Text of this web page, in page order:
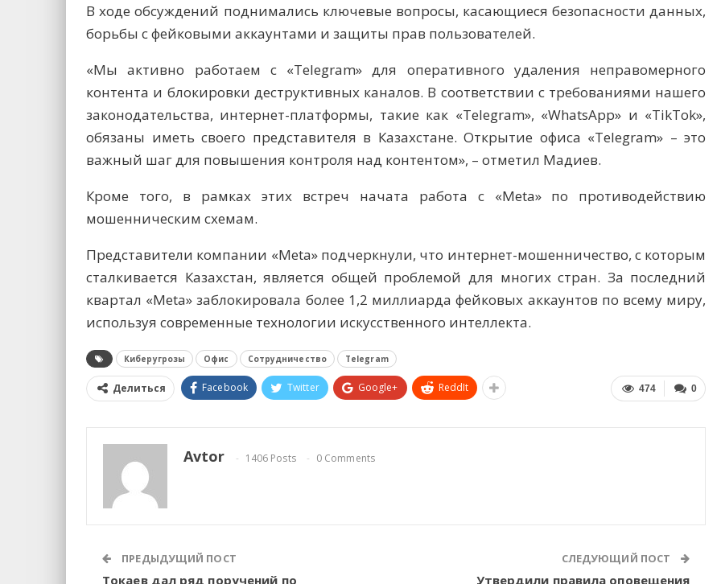
В ходе обсуждений поднимались ключевые вопросы, касающиеся безопасности данных,
борьбы с фейковыми аккаунтами и защиты прав пользователей.
«Мы активно работаем с «Telegram» для оперативного удаления неправомерного
контента и блокировки деструктивных каналов. В соответствии с требованиями нашего
законодательства, интернет-платформы, такие как «Telegram», «WhatsApp» и «TikTok»,
обязаны иметь своего представителя в Казахстане. Открытие офиса «Telegram» – это
важный шаг для повышения контроля над контентом», – отметил Мадиев.
Кроме того, в рамках этих встреч начата работа с «Meta» по противодействию
мошенническим схемам.
Представители компании «Meta» подчеркнули, что интернет-мошенничество, с которым
сталкивается Казахстан, является общей проблемой для многих стран. За последний
квартал «Meta» заблокировала более 1,2 миллиарда фейковых аккаунтов по всему миру,
используя современные технологии искусственного интеллекта.
Киберугрозы Офис Сотрудничество Тelegram
0
474
Делиться Facebook Twitter Google+ ReddIt
Avtor 1406 Posts 0 Comments
ПРЕДЫДУЩИЙ ПОСТ
Токаев дал ряд поручений по
СЛЕДУЮЩИЙ ПОСТ
Утвердили правила оповещения